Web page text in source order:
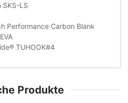
SKS-LS
Performance Carbon Blank
TUHOOK#4
Produkte